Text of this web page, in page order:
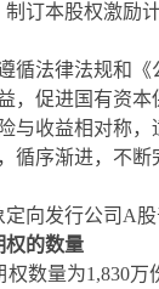
制订本股权激励计
循法律法规和《
，促进国有资本
与收益相对称，
循序渐进，不断
向发行公司 A股
权的数量
权数量为1,830万